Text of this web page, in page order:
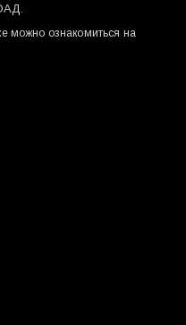
можно ознакомиться на